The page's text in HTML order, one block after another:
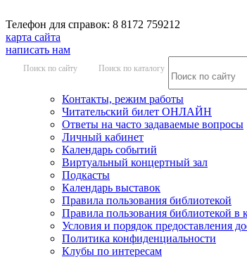
Телефон для справок: 8 8172 759212
карта сайта
написать нам
Поиск по сайту Поиск по каталогу
Контакты, режим работы
Читательский билет ОНЛАЙН
Ответы на часто задаваемые вопросы
Личный кабинет
Календарь событий
Виртуальный концертный зал
Подкасты
Календарь выставок
Правила пользования библиотекой
Правила пользования библиотекой в
Условия и порядок предоставления
Политика конфиденциальности
Клубы по интересам